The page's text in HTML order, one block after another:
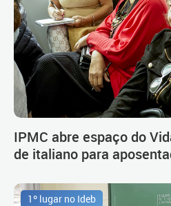
IPMC abre espaço do
de italiano para
1º lugar no Ideb